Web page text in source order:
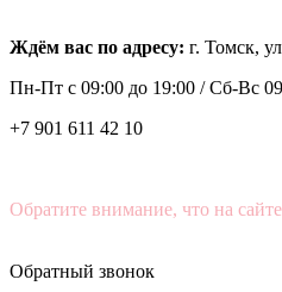
Ждём вас по адресу: г. Томск,
Пн-Пт с 09:00 до 19:00 /Сб-Вс
+7 901 611 42 10
Обратите внимание, что на
Обратный звонок